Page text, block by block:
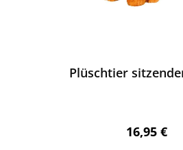
Plüschtier
Regulärer
16,95 €